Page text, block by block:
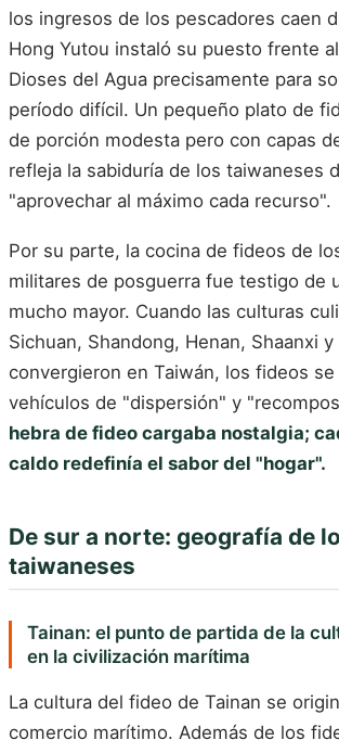
los ingresos de los pescadores caen
Hong Yutou instaló su puesto frente
Dioses del Agua precisamente para
período difícil. Un pequeño plato de
de porción modesta pero con capas
refleja la sabiduría de los taiwaneses
"aprovechar al máximo cada recurso".
Por su parte, la cocina de fideos de
militares de posguerra fue testigo de
mucho mayor. Cuando las culturas
Sichuan, Shandong, Henan, Shaanxi
convergieron en Taiwán, los fideos
vehículos de "dispersión" y
hebra de fideo cargaba nostalgia;
caldo redefinía el sabor del "hogar".
De sur a norte: geografía de
taiwaneses
Tainan: el punto de partida de la
en la civilización marítima
La cultura del fideo de Tainan se
comercio marítimo. Además de los